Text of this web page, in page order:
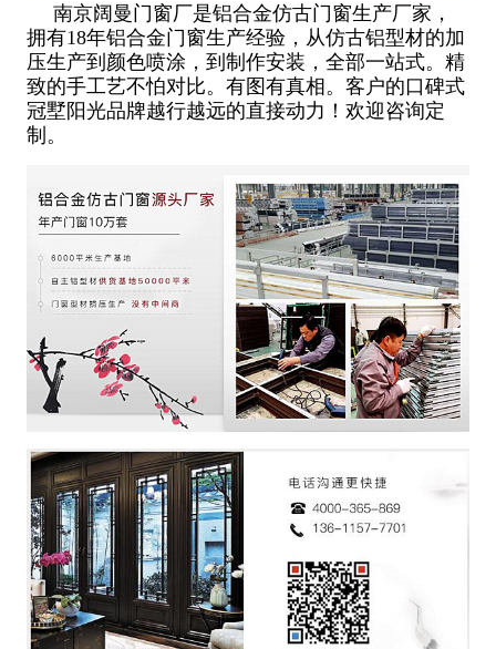
南京阔曼门窗厂是铝合金仿古门窗生产厂家，
拥有18年铝合金门窗生产经验，从仿古铝型材的加
压生产到颜色喷涂，到制作安装，全部一站式。精
致的手工艺不怕对比。有图有真相。客户的口碑式
冠墅阳光品牌越行越远的直接动力！欢迎咨询定
制。